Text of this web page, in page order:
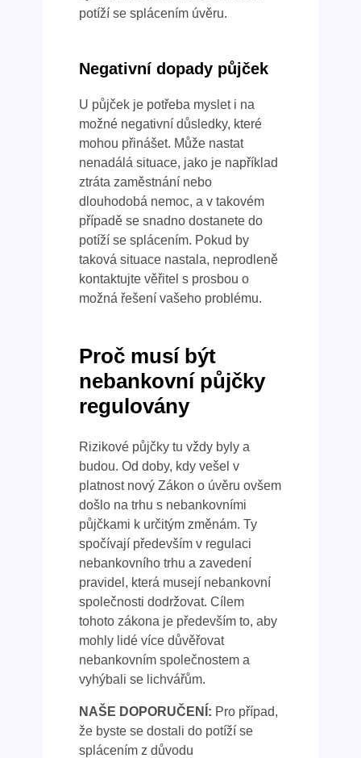
potíží se splácením úvěru.
Negativní dopady půjček
U půjček je potřeba myslet i na
možné negativní důsledky, které
mohou přinášet. Může nastat
nenadálá situace, jako je například
ztráta zaměstnání nebo
dlouhodobá nemoc, a v takovém
případě se snadno dostanete do
potíží se splácením. Pokud by
taková situace nastala, neprodleně
kontaktujte věřitel s prosbou o
možná řešení vašeho problému.
Proč musí být
nebankovní půjčky
regulovány
Rizikové půjčky tu vždy byly a
budou. Od doby, kdy vešel v
platnost nový Zákon o úvěru ovšem
došlo na trhu s nebankovními
půjčkami k určitým změnám. Ty
spočívají především v regulaci
nebankovního trhu a zavedení
pravidel, která musejí nebankovní
společnosti dodržovat. Cílem
tohoto zákona je především to, aby
mohly lidé více důvěřovat
nebankovním společnostem a
vyhýbali se lichvářům.
NAŠE DOPORUČENÍ: Pro případ,
že byste se dostali do potíží se
splácením z důvodu